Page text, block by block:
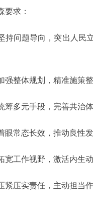
求：
问题导向，突出人民立
体规划，精准施策整
元手段，完善共治体
态长效，推动良性发
作视野，激活内生动
实责任，主动担当作